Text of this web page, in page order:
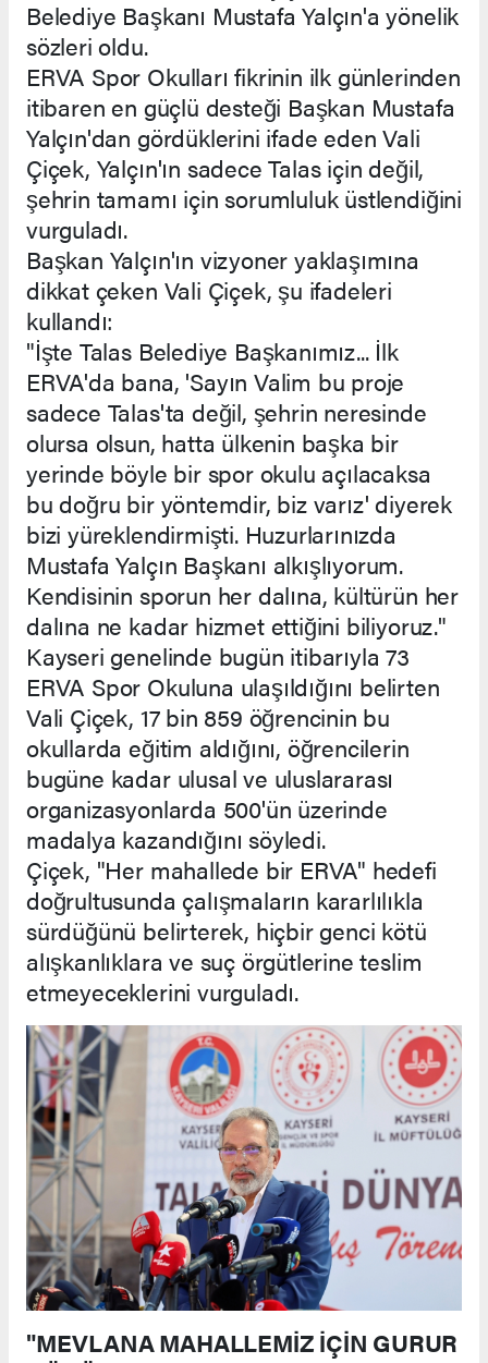
Belediye Başkanı Mustafa Yalçın'a yönelik
sözleri oldu.
ERVA Spor Okulları fikrinin ilk günlerinden
itibaren en güçlü desteği Başkan Mustafa
Yalçın'dan gördüklerini ifade eden Vali
Çiçek, Yalçın'ın sadece Talas için değil,
şehrin tamamı için sorumluluk üstlendiğini
vurguladı.
Başkan Yalçın'ın vizyoner yaklaşımına
dikkat çeken Vali Çiçek, şu ifadeleri
kullandı:
"İşte Talas Belediye Başkanımız... İlk
ERVA'da bana, 'Sayın Valim bu proje
sadece Talas'ta değil, şehrin neresinde
olursa olsun, hatta ülkenin başka bir
yerinde böyle bir spor okulu açılacaksa
bu doğru bir yöntemdir, biz varız' diyerek
bizi yüreklendirmişti. Huzurlarınızda
Mustafa Yalçın Başkanı alkışlıyorum.
Kendisinin sporun her dalına, kültürün her
dalına ne kadar hizmet ettiğini biliyoruz."
Kayseri genelinde bugün itibarıyla 73
ERVA Spor Okuluna ulaşıldığını belirten
Vali Çiçek, 17 bin 859 öğrencinin bu
okullarda eğitim aldığını, öğrencilerin
bugüne kadar ulusal ve uluslararası
organizasyonlarda 500'ün üzerinde
madalya kazandığını söyledi.
Çiçek, "Her mahallede bir ERVA" hedefi
doğrultusunda çalışmaların kararlılıkla
sürdüğünü belirterek, hiçbir genci kötü
alışkanlıklara ve suç örgütlerine teslim
etmeyeceklerini vurguladı.
"MEVLANA MAHALLEMİZ İÇİN GURUR